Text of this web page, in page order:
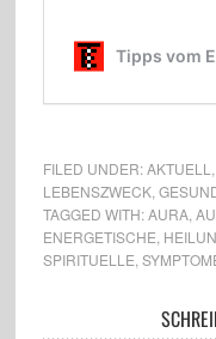
FILED UNDER:AKTUELL
LEBENSZWECK,
TAGGED WITH:AURA,
ENERGETISCHE
SPIRITUELLE